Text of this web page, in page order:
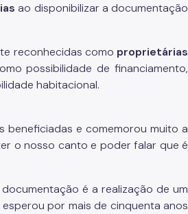
ao disponibilizar a documentação
reconhecidas como proprietárias
possibilidade de financiamento,
habitacional.
beneficiadas e comemorou muito a
o nosso canto e poder falar que é
é a realização de um
por mais de cinquenta anos